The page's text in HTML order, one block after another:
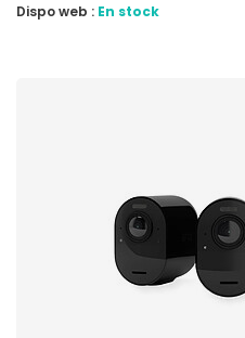
Dispo web : En stock